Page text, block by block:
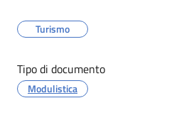
Turismo
Tipo di documento
Modulistica